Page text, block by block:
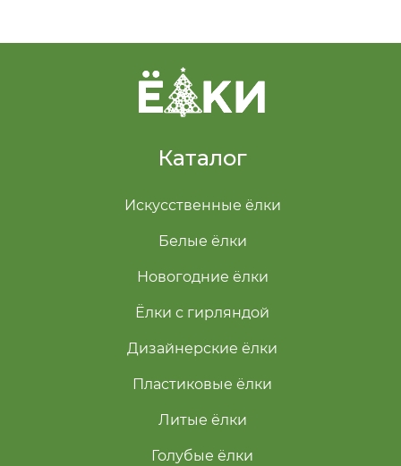
Каталог
Искусственные ёлки
Белые ёлки
Голубые ёлки
Новогодние ёлки
Ёлки с гирляндой
Дизайнерские ёлки
Пластиковые ёлки
Литые ёлки